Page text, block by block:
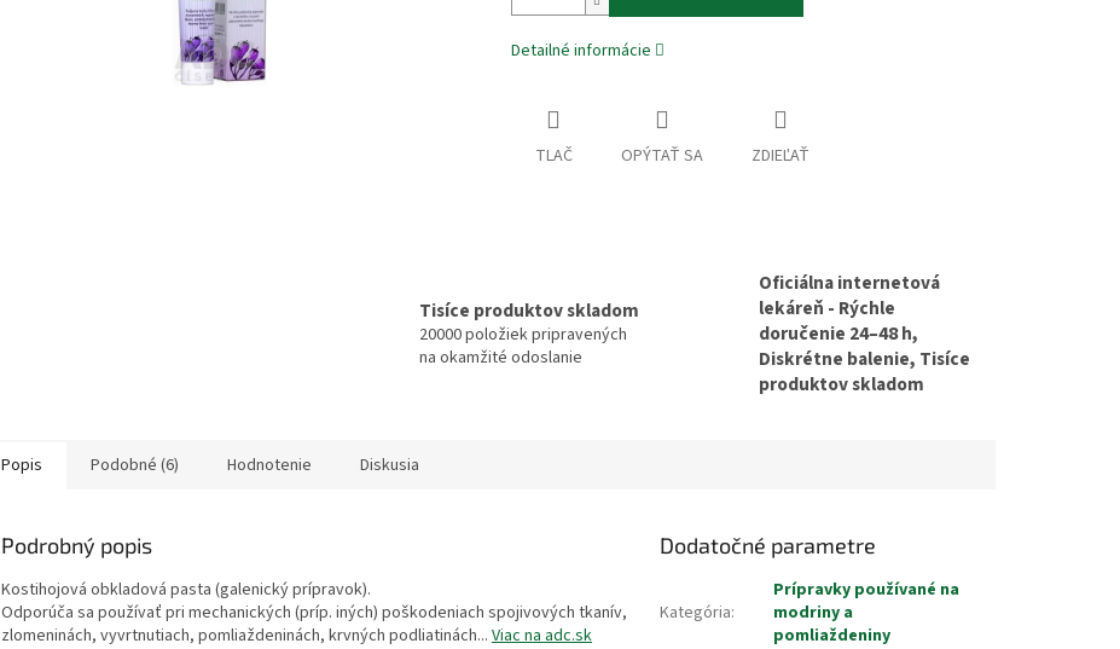
Detailné informácie
TLAČ OPÝTAŤ SA ZDIEĽAŤ
Tisíce produktov skladom
20000 položiek pripravených
na okamžité odoslanie
Oficiálna internetová
lekáreň - Rýchle
doručenie 24–48 h,
Diskrétne balenie, Tisíce
produktov skladom
Popis Podobné (6) Hodnotenie Diskusia
Podrobný popis
Kostihojová obkladová pasta (galenický prípravok).
Odporúča sa používať pri mechanických (príp. iných) poškodeniach spojivových tkanív,
zlomeninách, vyvrtnutiach, pomliaždeninách, krvných podliatinách... Viac na adc.sk
Dodatočné parametre
Kategória:
Prípravky používané na
modriny a
pomliaždeniny